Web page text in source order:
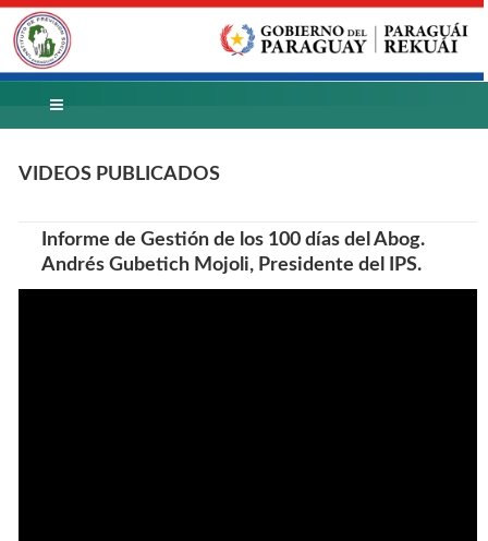
VIDEOS PUBLICADOS
Informe de Gestión de los 100 días del Abog.
Andrés Gubetich Mojoli, Presidente del IPS.